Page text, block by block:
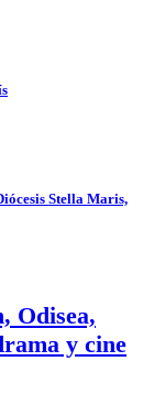
Stella Maris,
Odisea,
y cine